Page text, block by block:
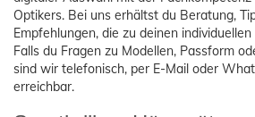
Optikers. Bei uns erhältst du Beratung,
Empfehlungen, die zu deinen
Falls du Fragen zu Modellen, Passform
sind wir telefonisch, per E-Mail oder
erreichbar.